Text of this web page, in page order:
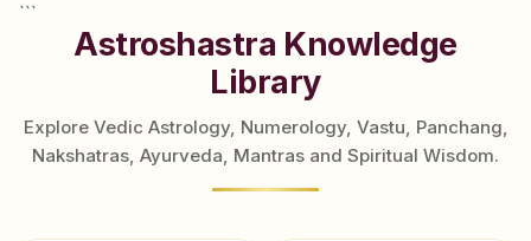
```
Astroshastra Knowledge
Library
Explore Vedic Astrology, Numerology, Vastu, Panchang,
Nakshatras, Ayurveda, Mantras and Spiritual Wisdom.